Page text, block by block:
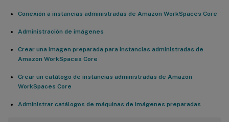
Conexión a instancias administradas de Amazon WorkSpaces Core
Administración de imágenes
Crear una imagen preparada para instancias administradas de
Amazon WorkSpaces Core
Crear un catálogo de instancias administradas de Amazon
WorkSpaces Core
Administrar catálogos de máquinas de imágenes preparadas